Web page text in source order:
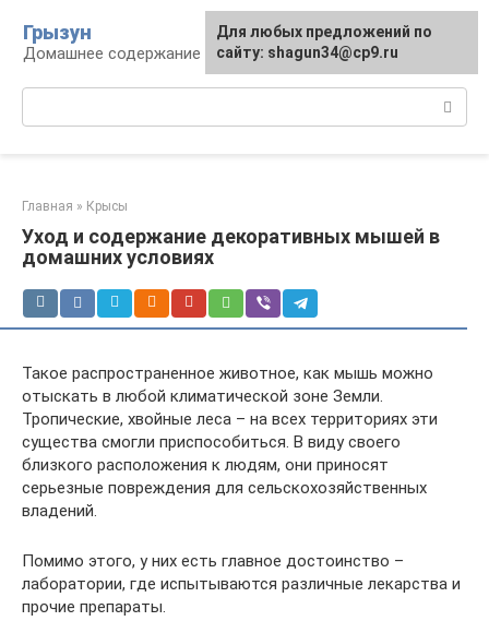
контенту
Грызун
Домашнее содержание грызунов
Главная » Крысы
Уход и содержание декоративных мышей в
домашних условиях
Такое распространенное животное, как мышь можно
отыскать в любой климатической зоне Земли.
Тропические, хвойные леса – на всех территориях эти
существа смогли приспособиться. В виду своего
близкого расположения к людям, они приносят
серьезные повреждения для сельскохозяйственных
владений.
Помимо этого, у них есть главное достоинство –
лаборатории, где испытываются различные лекарства и
прочие препараты.
Для любых предложений по
сайту: shagun34@cp9.ru